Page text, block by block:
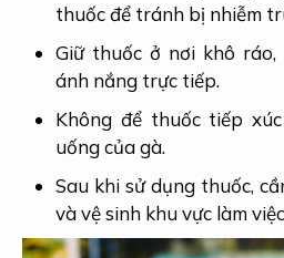
thuốc để tránh bị nhiễm
Giữ thuốc ở nơi khô
ánh nắng trực tiếp.
Không để thuốc tiếp
uống của gà.
Sau khi sử dụng thuốc,
và vệ sinh khu vực làm